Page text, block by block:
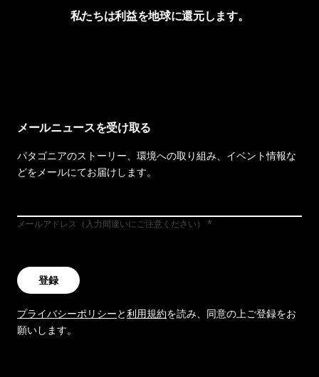
私たちは利益を地球に還元します。
メールニュースを受け取る
パタゴニアのストーリー、環境への取り組み、イベント情報な
どをメールにてお届けします。
メールアドレス（入力間違いにご注意ください）
登録
プライバシーポリシーと利用規約を読み、同意の上ご登録をお
願いします。